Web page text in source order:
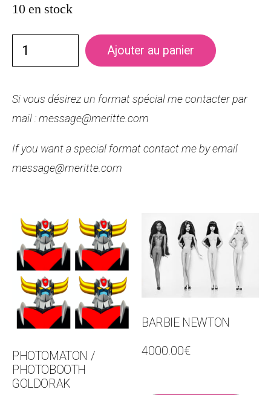
10 en stock
Ajouter au panier
Si vous désirez un format spécial me contacter par
mail : message@meritte.com
If you want a special format contact me by email
message@meritte.com
PHOTOMATON /
PHOTOBOOTH
GOLDORAK
BARBIE NEWTON
4000.00€